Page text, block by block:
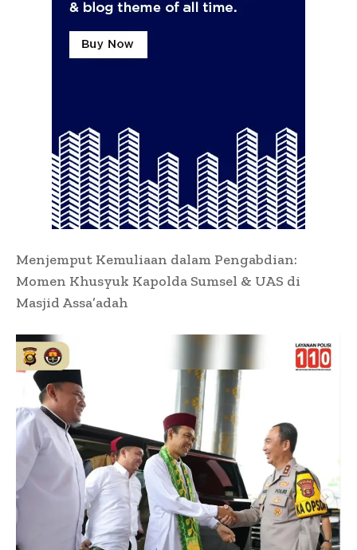
Menjemput Kemuliaan dalam Pengabdian:
Momen Khusyuk Kapolda Sumsel & UAS di
Masjid Assa’adah